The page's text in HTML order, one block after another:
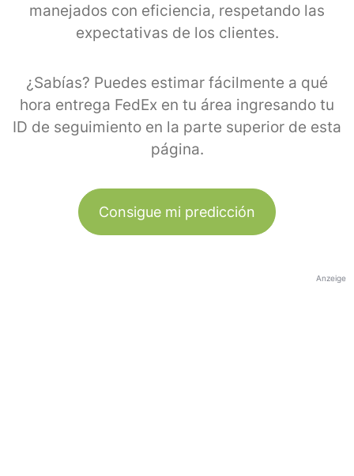
manejados con eficiencia, respetando las
expectativas de los clientes.
¿Sabías? Puedes estimar fácilmente a qué
hora entrega FedEx en tu área ingresando tu
ID de seguimiento en la parte superior de esta
página.
Consigue mi predicción
Anzeige